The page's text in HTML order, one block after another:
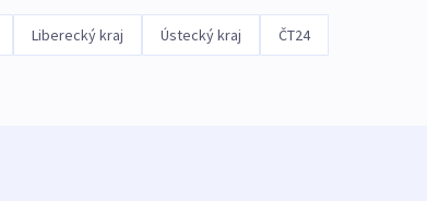
Liberecký kraj Ústecký kraj ČT24